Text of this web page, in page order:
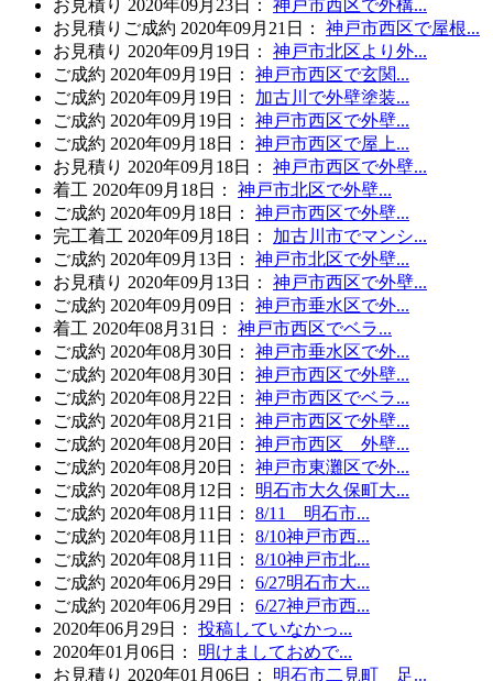
お見積り 2020年09月23日 ：
神戸市西区で外構...
お見積り ご成約 2020年09月21日 ：
神戸市西区で屋根...
お見積り 2020年09月19日 ：
神戸市北区より外...
ご成約 2020年09月19日 ：
神戸市西区で玄関...
ご成約 2020年09月19日 ：
加古川で外壁塗装...
ご成約 2020年09月19日 ：
神戸市西区で外壁...
ご成約 2020年09月18日 ：
神戸市西区で屋上...
お見積り 2020年09月18日 ：
神戸市西区で外壁...
着工 2020年09月18日 ：
神戸市北区で外壁...
ご成約 2020年09月18日 ：
神戸市西区で外壁...
完工着工 2020年09月18日 ：
加古川市でマンシ...
ご成約 2020年09月13日 ：
神戸市北区で外壁...
お見積り 2020年09月13日 ：
神戸市西区で外壁...
ご成約 2020年09月09日 ：
神戸市垂水区で外...
着工 2020年08月31日 ：
神戸市西区でベラ...
ご成約 2020年08月30日 ：
神戸市垂水区で外...
ご成約 2020年08月30日 ：
神戸市西区で外壁...
ご成約 2020年08月22日 ：
神戸市西区でベラ...
ご成約 2020年08月21日 ：
神戸市西区で外壁...
ご成約 2020年08月20日 ：
神戸市西区 外壁...
ご成約 2020年08月20日 ：
神戸市東灘区で外...
ご成約 2020年08月12日 ：
明石市大久保町大...
ご成約 2020年08月11日 ：
8/11 明石市...
ご成約 2020年08月11日 ：
8/10神戸市西...
ご成約 2020年08月11日 ：
8/10神戸市北...
ご成約 2020年06月29日 ：
6/27明石市大...
ご成約 2020年06月29日 ：
6/27神戸市西...
2020年06月29日
：
投稿していなかっ...
2020年01月06日
：
明けましておめで...
お見積り 2020年01月06日 ：
明石市二見町 足...